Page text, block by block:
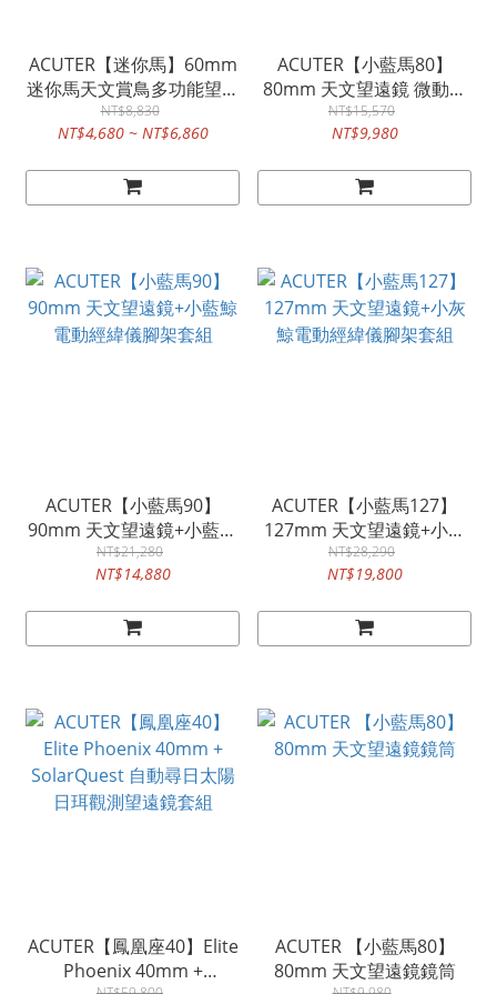
ACUTER【迷你馬】60mm
迷你馬天文賞鳥多功能望遠
鏡 戶外輕便腳架組合
NT$8,830
NT$4,680 ~ NT$6,860
ACUTER【小藍馬80】
80mm 天文望遠鏡 微動雲
台增高穩定版腳架組合
NT$15,570
NT$9,980
ACUTER【小藍馬90】
90mm 天文望遠鏡+小藍鯨
電動經緯儀腳架套組
NT$21,280
NT$14,880
ACUTER【小藍馬127】
127mm 天文望遠鏡+小灰
鯨電動經緯儀腳架套組
NT$28,290
NT$19,800
ACUTER【鳳凰座40】Elite
Phoenix 40mm +
ACUTER 【小藍馬80】
80mm 天文望遠鏡鏡筒